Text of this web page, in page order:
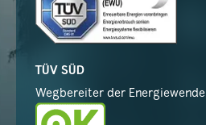
TÜV SÜD
Wegbereiter der Energiewende